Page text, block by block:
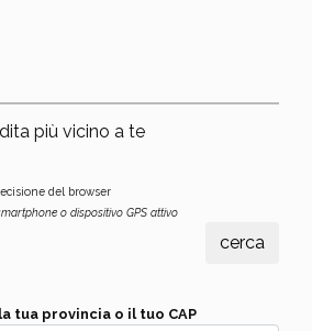
più vicino a te
del browser
o dispositivo GPS attivo
tua provincia o il tuo CAP